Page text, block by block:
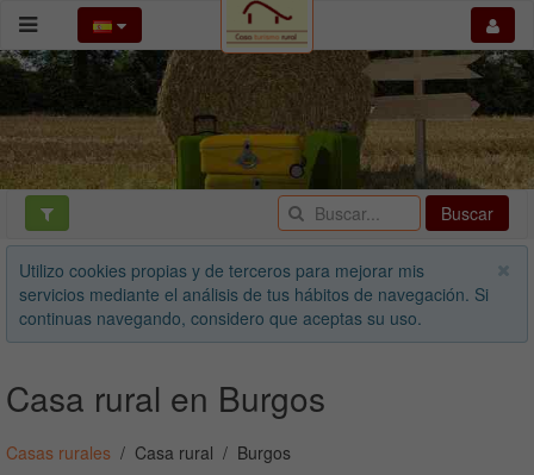
Buscar
Utilizo cookies propias y de terceros para mejorar mis
servicios mediante el análisis de tus hábitos de navegación. Si
continuas navegando, considero que aceptas su uso.
Casa rural en Burgos
Casas rurales Casa rural Burgos